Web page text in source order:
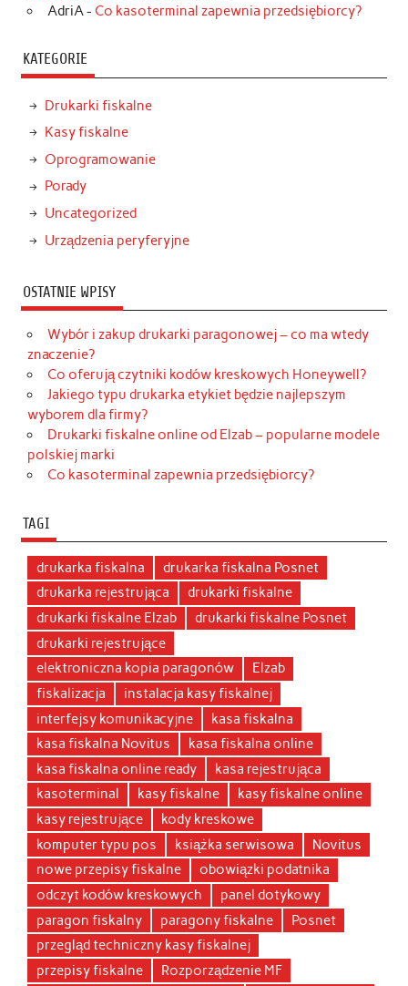
AdriA- Co kasoterminal zapewnia przedsiębiorcy?
KATEGORIE
Drukarki fiskalne
Kasy fiskalne
Oprogramowanie
Porady
Uncategorized
Urządzenia peryferyjne
OSTATNIE WPISY
Wybór i zakup drukarki paragonowej – co ma wtedy
znaczenie?
Co oferują czytniki kodów kreskowych Honeywell?
Jakiego typu drukarka etykiet będzie najlepszym
wyborem dla firmy?
Drukarki fiskalne online od Elzab – popularne modele
polskiej marki
Co kasoterminal zapewnia przedsiębiorcy?
TAGI
drukarka fiskalna
drukarka fiskalna Posnet
drukarka rejestrująca
drukarki fiskalne
drukarki fiskalne Elzab
drukarki fiskalne Posnet
drukarki rejestrujące
elektroniczna kopia paragonów
Elzab
fiskalizacja
instalacja kasy fiskalnej
interfejsy komunikacyjne
kasa fiskalna
kasa fiskalna Novitus
kasa fiskalna online
kasa fiskalna online ready
kasa rejestrująca
kasoterminal
kasy fiskalne
kasy fiskalne online
kasy rejestrujące
kody kreskowe
komputer typu pos
książka serwisowa
Novitus
nowe przepisy fiskalne
obowiązki podatnika
odczyt kodów kreskowych
panel dotykowy
paragon fiskalny
paragony fiskalne
Posnet
przegląd techniczny kasy fiskalnej
przepisy fiskalne
Rozporządzenie MF